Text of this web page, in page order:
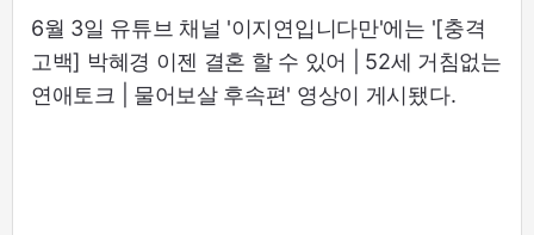
6월 3일 유튜브 채널 '이지연입니다만'에는 '[충격
고백] 박혜경 이젠 결혼 할 수 있어 | 52세 거침없는
연애토크 | 물어보살 후속편' 영상이 게시됐다.